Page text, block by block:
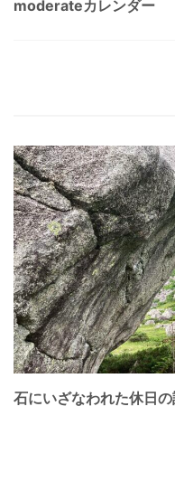
moderateカレンダー
石にいざなわれた休日